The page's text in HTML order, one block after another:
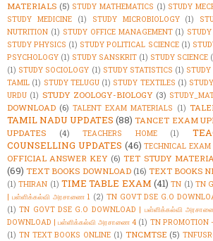
MATERIALS (5) STUDY MATHEMATICS (1) STUDY
STUDY MEDICINE
(1) STUDY MICROBIOLOGY (1)
NUTRITION (1) STUDY OFFICE MANAGEMENT (1)
STUDY PHYSICS (1) STUDY POLITICAL SCIENCE (1)
PSYCHOLOGY (1) STUDY SANSKRIT (1) STUDY SCIENCE
(1) STUDY SOCIOLOGY (1) STUDY STATISTICS (1)
TAMIL (1) STUDY TELUGU (1) STUDY TEXTILES (1)
URDU (1) STUDY ZOOLOGY-BIOLOGY (3)
DOWNLOAD (6) TALENT EXAM MATERIALS (1)
TAMIL NADU UPDATES (88) TANCET EXAM
UPDATES
(4) TEACHERS HOME (1)
COUNSELLING UPDATES (46) TECHNICAL EXAM
OFFICIAL ANSWER KEY (6) TET STUDY
(69) TEXT BOOKS DOWNLOAD (16) TEXT BOOKS
(1) THIRAN (1) TIME TABLE EXAM (41) TN (1) TN
| பள்ளிக்கல்வி அரசாணை 1 (2) TN GOVT DSE G.O
(1) TN GOVT DSE G.O DOWNLOAD | பள்ளிக்கல்வி
DOWNLOAD | பள்ளிக்கல்வி அரசாணை 4 (1) TN PROMOTION
(1) TN TEXT BOOKS ONLINE (1) TNCMTSE (5)